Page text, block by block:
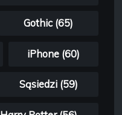
Gothic (65)
iPhone (60)
Sąsiedzi (59)